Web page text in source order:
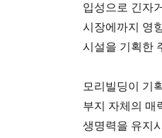
입성으로 긴자
시장에까지 영
시설을 기획한
모리빌딩이 기
부지 자체의 매
생명력을 유지